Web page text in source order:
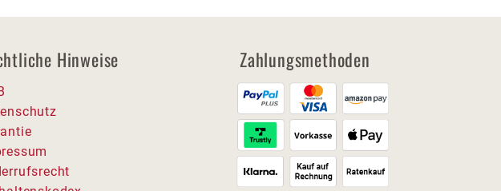
Hinweise Zahlungsmethoden